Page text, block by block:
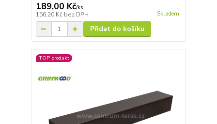
189,00 Kč/ks
156,20 Kč bez DPH Skladem
Přidat do košíku
TOP produkt